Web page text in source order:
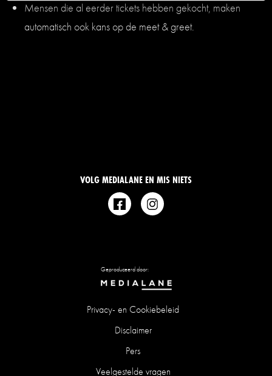
Mensen die al eerder tickets hebben gekocht, maken
automatisch ook kans op de meet & greet.
VOLG MEDIALANE EN MIS NIETS
Geproduceerd door:
Privacy- en Cookiebeleid
Disclaimer
Pers
Veelgestelde vragen